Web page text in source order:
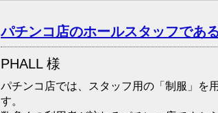
パチンコ店のホールスタッフであ
PHALL 様
パチンコ店では、スタッフ用の「制服」を
す。